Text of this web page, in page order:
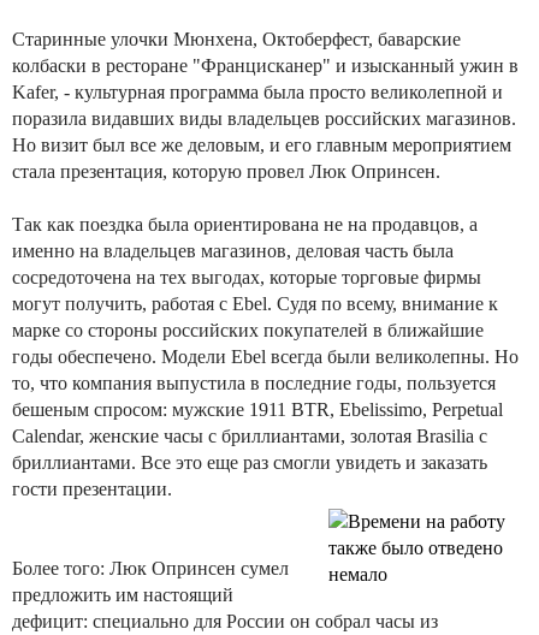
Старинные улочки Мюнхена, Октоберфест, баварские
колбаски в ресторане "Францисканер" и изысканный ужин в
Kafer, - культурная программа была просто великолепной и
поразила видавших виды владельцев российских магазинов.
Но визит был все же деловым, и его главным мероприятием
стала презентация, которую провел Люк Опринсен.
Так как поездка была ориентирована не на продавцов, а
именно на владельцев магазинов, деловая часть была
сосредоточена на тех выгодах, которые торговые фирмы
могут получить, работая с Ebel. Судя по всему, внимание к
марке со стороны российских покупателей в ближайшие
годы обеспечено. Модели Ebel всегда были великолепны. Но
то, что компания выпустила в последние годы, пользуется
бешеным спросом: мужские 1911 BTR, Ebelissimo, Perpetual
Calendar, женские часы с бриллиантами, золотая Brasilia с
бриллиантами. Все это еще раз смогли увидеть и заказать
гости презентации.
Более того: Люк Опринсен сумел
предложить им настоящий
дефицит: специально для России он собрал часы из